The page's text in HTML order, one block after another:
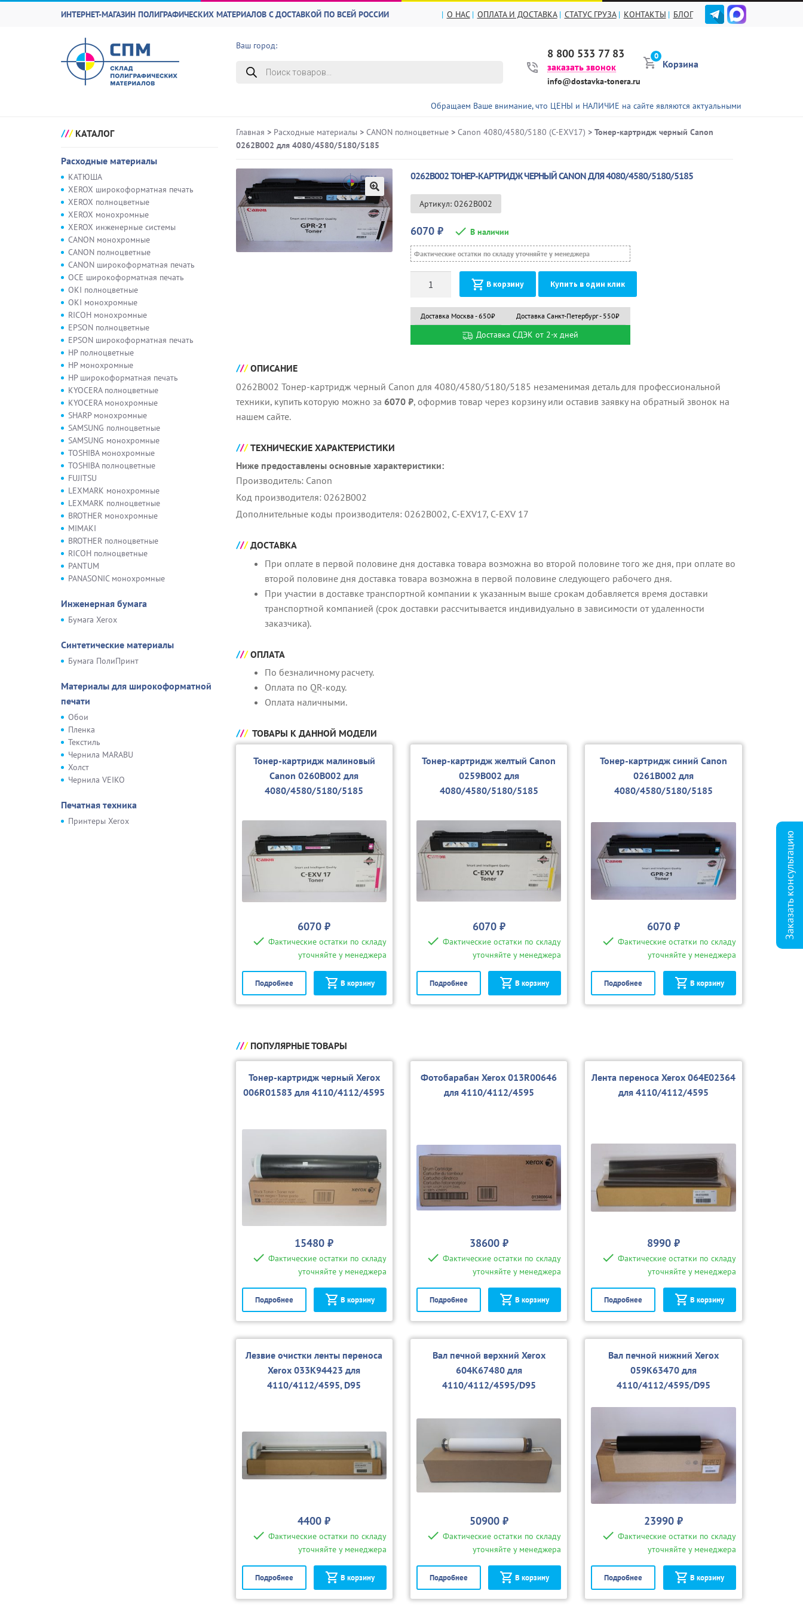
Заказать консультацию
ИНТЕРНЕТ-МАГАЗИН ПОЛИГРАФИЧЕСКИХ МАТЕРИАЛОВ С ДОСТАВКОЙ ПО ВСЕЙ РОССИИ О НАС ОПЛАТА И ДОСТАВКА СТАТУС ГРУЗА КОНТАКТЫ БЛОГ
Ваш город:
Поиск
товаров
8 800 533 77 83
заказать звонок
info@dostavka-tonera.ru
0
Корзина
Обращаем Ваше внимание, что ЦЕНЫ и НАЛИЧИЕ на сайте являются актуальными не для всех
КАТАЛОГ
Расходные материалы
КАТЮША
XEROX широкоформатная печать
XEROX полноцветные
XEROX монохромные
XEROX инженерные системы
CANON монохромные
CANON полноцветные
CANON широкоформатная печать
OCE широкоформатная печать
OKI полноцветные
OKI монохромные
RICOH монохромные
EPSON полноцветные
EPSON широкоформатная печать
HP полноцветные
HP монохромные
HP широкоформатная печать
KYOCERA полноцветные
KYOCERA монохромные
SHARP монохромные
SAMSUNG полноцветные
SAMSUNG монохромные
TOSHIBA монохромные
TOSHIBA полноцветные
FUJITSU
LEXMARK монохромные
LEXMARK полноцветные
BROTHER монохромные
MIMAKI
BROTHER полноцветные
RICOH полноцветные
PANTUM
PANASONIC монохромные
Инженерная бумага
Бумага Xerox
Синтетические материалы
Бумага ПолиПринт
Материалы для широкоформатной
печати
Обои
Пленка
Текстиль
Чернила MARABU
Холст
Чернила VEIKO
Печатная техника
Принтеры Xerox
Главная > Расходные материалы > CANON полноцветные> Canon 4080/4580/5180 (C-EXV17) > Тонер-картридж черный Canon
0262B002 для 4080/4580/5180/5185
🔍
0262B002 ТОНЕР-КАРТРИДЖ ЧЕРНЫЙ CANON ДЛЯ 4080/4580/5180/5185
Артикул: 0262B002
6070₽ В наличии
Фактические остатки по складу уточняйте у менеджера
В корзину Купить в один клик
Доставка Москва - 650₽ Доставка Санкт-Петербург - 550₽
Доставка СДЭК от 2-х дней
ОПИСАНИЕ
0262B002 Тонер-картридж черный Canon для 4080/4580/5180/5185 незаменимая деталь для профессиональной
техники, купить которую можно за 6070 ₽, оформив товар через корзину или оставив заявку на обратный звонок на
нашем сайте.
ТЕХНИЧЕСКИЕ ХАРАКТЕРИСТИКИ
Ниже предоставлены основные характеристики:
Производитель: Canon
Код производителя: 0262B002
Дополнительные коды производителя: 0262B002, C-EXV17, C-EXV 17
ДОСТАВКА
При оплате в первой половине дня доставка товара возможна во второй половине того же дня, при оплате во
второй половине дня доставка товара возможна в первой половине следующего рабочего дня.
При участии в доставке транспортной компании к указанным выше срокам добавляется время доставки
транспортной компанией (срок доставки рассчитывается индивидуально в зависимости от удаленности
заказчика).
ОПЛАТА
По безналичному расчету.
Оплата по QR-коду.
Оплата наличными.
ТОВАРЫ К ДАННОЙ МОДЕЛИ
Тонер-картридж малиновый
Canon 0260B002 для
4080/4580/5180/5185
6070 ₽
Фактические остатки по складу
уточняйте у менеджера
Подробнее В корзину
Тонер-картридж желтый Canon
0259B002 для
4080/4580/5180/5185
6070 ₽
Фактические остатки по складу
уточняйте у менеджера
Подробнее В корзину
Тонер-картридж синий Canon
0261B002 для
4080/4580/5180/5185
6070 ₽
Фактические остатки по складу
уточняйте у менеджера
Подробнее В корзину
ПОПУЛЯРНЫЕ ТОВАРЫ
Тонер-картридж черный Xerox
006R01583 для 4110/4112/4595
15480 ₽
Фактические остатки по складу
уточняйте у менеджера
Подробнее В корзину
Фотобарабан Xerox 013R00646
для 4110/4112/4595
38600 ₽
Фактические остатки по складу
уточняйте у менеджера
Подробнее В корзину
Лента переноса Xerox 064E02364
для 4110/4112/4595
8990 ₽
Фактические остатки по складу
уточняйте у менеджера
Подробнее В корзину
Лезвие очистки ленты переноса
Xerox 033K94423 для
4110/4112/4595, D95
4400 ₽
Фактические остатки по складу
уточняйте у менеджера
Подробнее В корзину
Вал печной верхний Xerox
604K67480 для
4110/4112/4595/D95
50900 ₽
Фактические остатки по складу
уточняйте у менеджера
Подробнее В корзину
Вал печной нижний Xerox
059K63470 для
4110/4112/4595/D95
23990 ₽
Фактические остатки по складу
уточняйте у менеджера
Подробнее В корзину